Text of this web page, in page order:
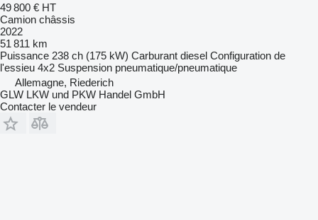
49 800 € HT
Camion châssis
2022
51 811 km
Puissance 238 ch (175 kW) Carburant diesel Configuration de
l'essieu 4x2 Suspension pneumatique/pneumatique
Allemagne, Riederich
GLW LKW und PKW Handel GmbH
Contacter le vendeur